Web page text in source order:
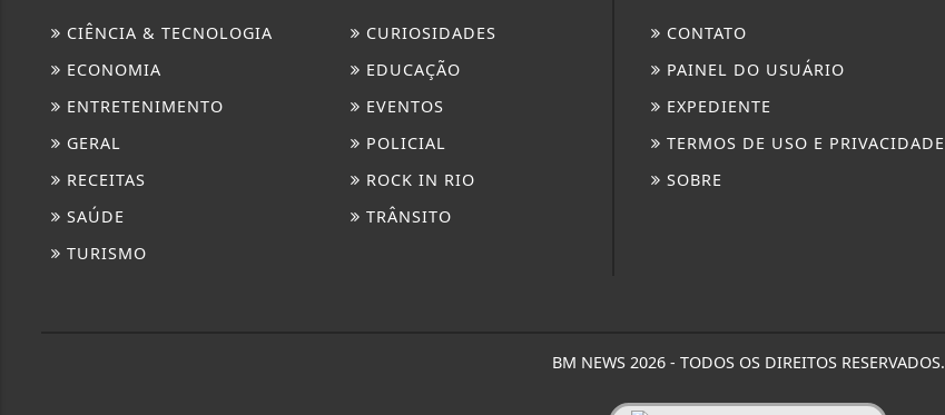
CIÊNCIA & TECNOLOGIA
CURIOSIDADES
ECONOMIA
EDUCAÇÃO
ENTRETENIMENTO
EVENTOS
GERAL
POLICIAL
RECEITAS
ROCK IN RIO
SAÚDE
TRÂNSITO
TURISMO
CONTATO
PAINEL DO USUÁRIO
EXPEDIENTE
TERMOS DE USO E PRIVACIDADE
SOBRE
BM NEWS 2026 - TODOS OS DIREITOS RESERVADOS.